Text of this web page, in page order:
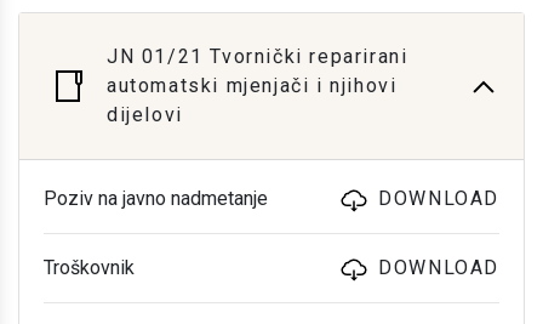
JN 01/21 Tvornički reparirani
automatski mjenjači i njihovi
dijelovi
Poziv na javno nadmetanje DOWNLOAD
Troškovnik DOWNLOAD